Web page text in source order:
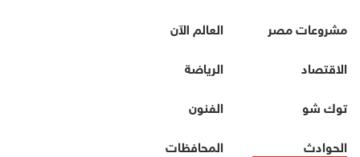
مشروعات مصر
العالم الآن
الاقتصاد
الرياضة
توك شو
الفنون
الحوادث
المحافظات